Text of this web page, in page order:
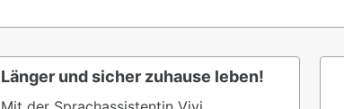
Länger und sicher zuhause leben!